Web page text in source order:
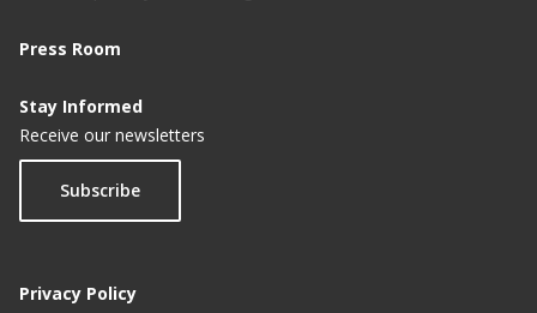
Press Room
Stay Informed
Receive our newsletters
Subscribe
Privacy Policy